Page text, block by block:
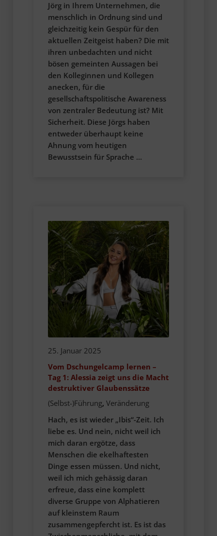
Jörg in Ihrem Unternehmen, die
menschlich in Ordnung sind und
gleichzeitig kein Gespür für den
aktuellen Zeitgeist haben? Die mit
ihren unbedachten und nicht
bösen gemeinten Aussagen bei
den Kolleginnen und Kollegen
anecken, für die
gesellschaftspolitische Awareness
von zentraler Bedeutung ist? Mit
Sicherheit. Diese Jörgs haben
entweder überhaupt keine
Ahnung vom heutigen
Bewusstsein für Sprache …
25. Januar 2025
Vom Dschungelcamp lernen –
Tag 1: Alessia zeigt uns die Macht
destruktiver Glaubenssätze
(Selbst-)Führung, Veränderung
Hach, es ist wieder „Ibis“-Zeit. Ich
liebe es. Und nein, nicht weil ich
mich daran ergötze, dass
Menschen die ekelhaftesten
Dinge essen müssen. Und nicht,
weil ich mich gehässig daran
erfreue, dass eine komplett
diverse Gruppe von Alphatieren
auf kleinstem Raum
zusammengepfercht ist. Es ist das